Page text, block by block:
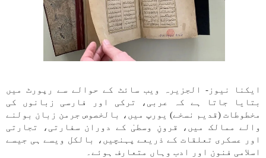
ایکنا نیوز- الجزیرہ ویب سائٹ کے حوالے سے رپورٹ میں
بتایا جاتا ہے کہ عربی، ترکی اور فارسی زبانوں کی
مخطوطات (قدیم نسخے) یورپ میں، بالخصوص جرمن زبان بولنے
والے ممالک میں، قرونِ وسطیٰ کے دوران سفارتی، تجارتی
اور عسکری تعلقات کے ذریعے پہنچیں، بالکل ویسے ہی جیسے
اسلامی فنون اور ادب وہاں متعارف ہوئے۔